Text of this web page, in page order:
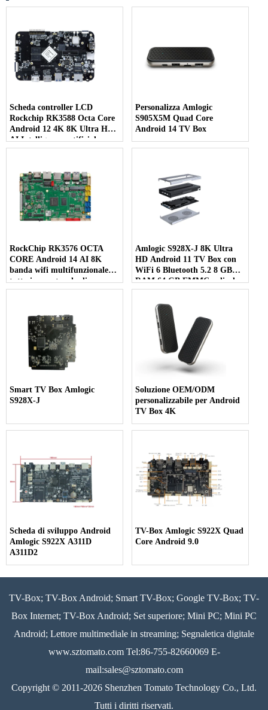
Scheda controller LCD
Rockchip RK3588 Octa Core
Android 12 4K 8K Ultra HD
AI Intelligenza artificiale
Personalizza Amlogic
S905X5M Quad Core
Android 14 TV Box
RockChip RK3576 OCTA
CORE Android 14 AI 8K
banda wifi multifunzionale
tutto in una tavola di
controllo
Amlogic S928X-J 8K Ultra
HD Android 11 TV Box con
WiFi 6 Bluetooth 5.2 8 GB
RAM 64 GB EMMC e display
multi-schermo 7 in 1
Smart TV Box Amlogic
S928X-J
Soluzione OEM/ODM
personalizzabile per Android
TV Box 4K
Scheda di sviluppo Android
Amlogic S922X A311D
A311D2
TV-Box Amlogic S922X Quad
Core Android 9.0
TV-Box; TV-Box Android; Smart TV-Box; Google TV-Box; TV-
Box Internet; TV-Box Android; Set superiore; Mini PC; Mini PC
Android; Lettore multimediale in streaming; Segnaletica digitale
www.sztomato.comTel:86-755-82660069 E-
mail:sales@sztomato.com
Copyright © 2011-2026 Shenzhen Tomato Technology Co., Ltd.
Tutti i diritti riservati.